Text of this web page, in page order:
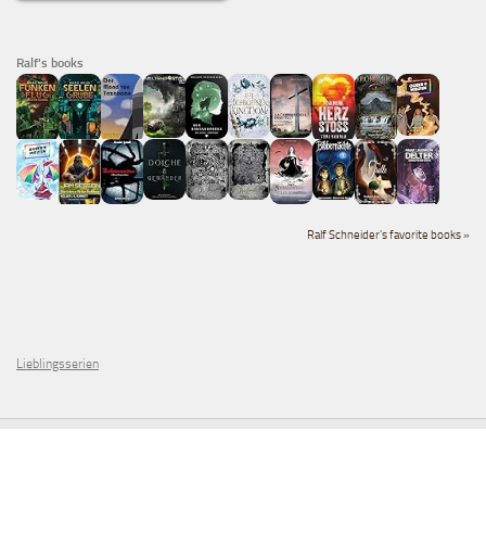
Ralf's books
Ralf Schneider's favorite books »
Lieblingsserien